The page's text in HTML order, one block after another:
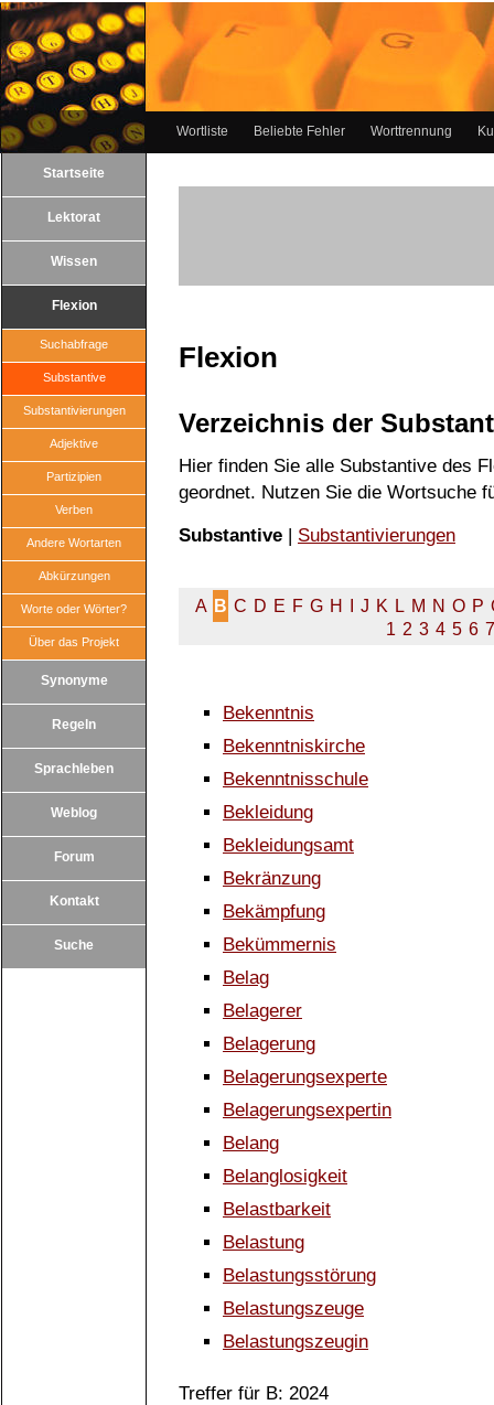
Wortliste Beliebte Fehler Worttrennung
Startseite
Lektorat
Wissen
Flexion
Suchabfrage
Substantive
Substantivierungen
Adjektive
Partizipien
Verben
Andere Wortarten
Abkürzungen
Worte oder Wörter?
Über das Projekt
Synonyme
Regeln
Sprachleben
Weblog
Forum
Kontakt
Suche
Flexion
Verzeichnis der
Hier finden Sie alle Substantive des
geordnet. Nutzen Sie die Wortsuche
Substantive | Substantivierungen
A B C D E F G H J K L M N O P
1 2 3 4 5 6 7
Bekenntnis
Bekenntniskirche
Bekenntnisschule
Bekleidung
Bekleidungsamt
Bekränzung
Bekämpfung
Bekümmernis
Belag
Belagerer
Belagerung
Belagerungsexperte
Belagerungsexpertin
Belang
Belanglosigkeit
Belastbarkeit
Belastung
Belastungsstörung
Belastungszeuge
Belastungszeugin
Treffer für B: 2024